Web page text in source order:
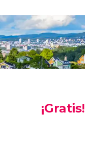
¡Gratis!